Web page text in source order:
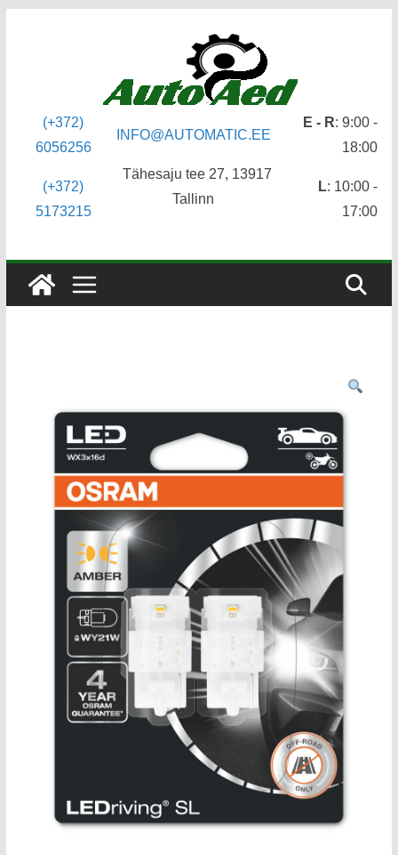
(+372)
6056256
(+372)
5173215
INFO@AUTOMATIC.EE
Tähesaju tee 27, 13917
Tallinn
E - R: 9:00 -
18:00
L: 10:00 -
17:00